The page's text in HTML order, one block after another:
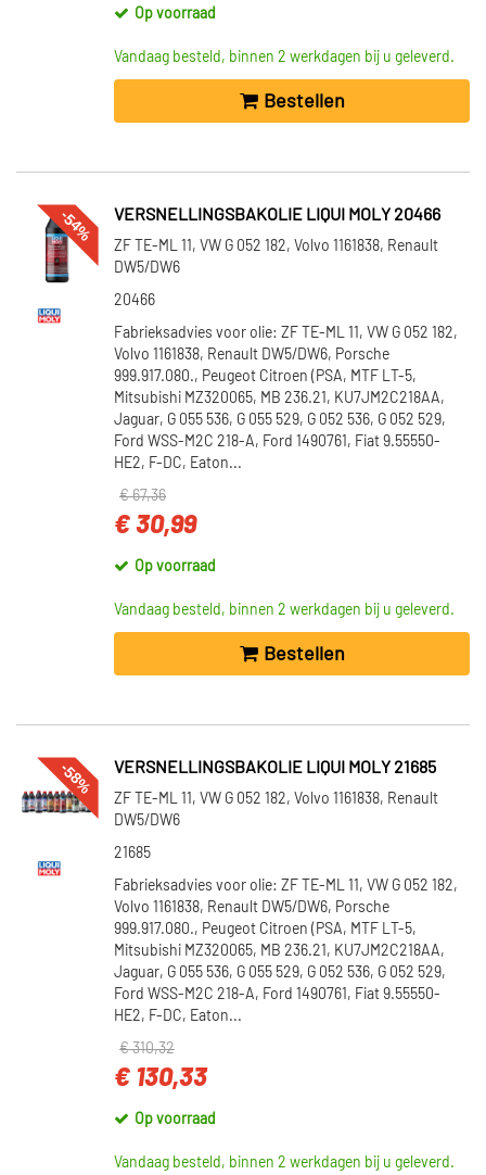
Op voorraad
Vandaag besteld, binnen 2 werkdagen bij u geleverd.
Bestellen
-54% VERSNELLINGSBAKOLIE LIQUI MOLY 20466
ZF TE-ML 11, VW G 052 182, Volvo 1161838, Renault
DW5/DW6
20466
Fabrieksadvies voor olie: ZF TE-ML 11, VW G 052 182,
Volvo 1161838, Renault DW5/DW6, Porsche
999.917.080., Peugeot Citroen (PSA, MTF LT-5,
Mitsubishi MZ320065, MB 236.21, KU7JM2C218AA,
Jaguar, G 055 536, G 055 529, G 052 536, G 052 529,
Ford WSS-M2C 218-A, Ford 1490761, Fiat 9.55550-
HE2, F-DC, Eaton...
€ 67,36
€ 30,99
Op voorraad
Vandaag besteld, binnen 2 werkdagen bij u geleverd.
Bestellen
-58% VERSNELLINGSBAKOLIE LIQUI MOLY 21685
ZF TE-ML 11, VW G 052 182, Volvo 1161838, Renault
DW5/DW6
21685
Fabrieksadvies voor olie: ZF TE-ML 11, VW G 052 182,
Volvo 1161838, Renault DW5/DW6, Porsche
999.917.080., Peugeot Citroen (PSA, MTF LT-5,
Mitsubishi MZ320065, MB 236.21, KU7JM2C218AA,
Jaguar, G 055 536, G 055 529, G 052 536, G 052 529,
Ford WSS-M2C 218-A, Ford 1490761, Fiat 9.55550-
HE2, F-DC, Eaton...
€ 310,32
€ 130,33
Op voorraad
Vandaag besteld, binnen 2 werkdagen bij u geleverd.